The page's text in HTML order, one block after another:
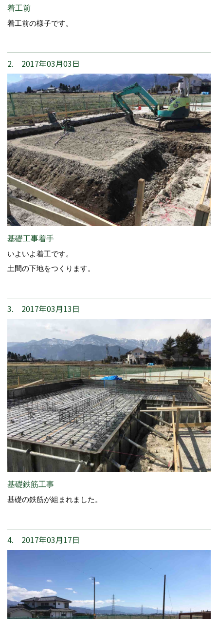
着工前
着工前の様子です。
2. 2017年03月03日
基礎工事着手
いよいよ着工です。
土間の下地をつくります。
3. 2017年03月13日
基礎鉄筋工事
基礎の鉄筋が組まれました。
4. 2017年03月17日